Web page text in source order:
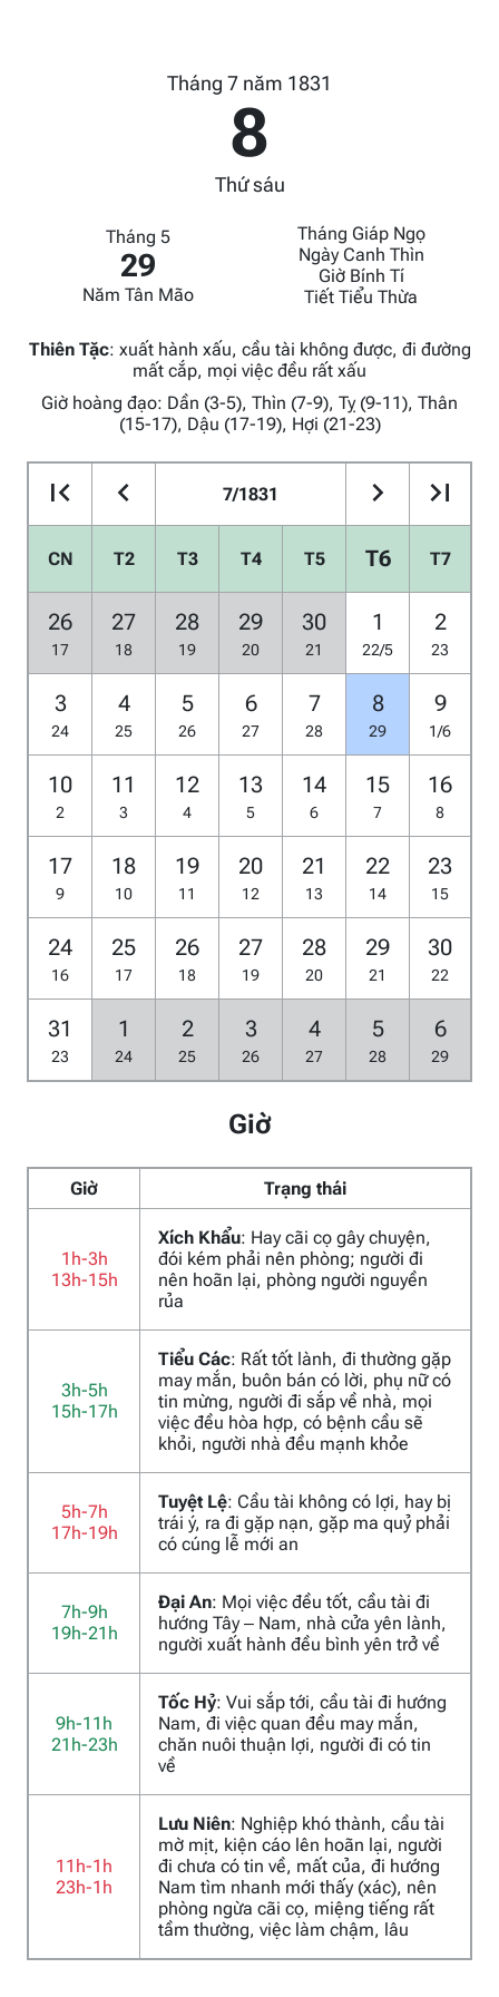
Tháng 7 năm 1831
8
Thứ sáu
Tháng 5
29
Năm Tân Mão
Tháng Giáp Ngọ
Ngày Canh Thìn
Giờ Bính Tí
Tiết Tiểu Thừa
Thiên Tặc: xuất hành xấu, cầu tài không được, đi đường
mất cắp, mọi việc đều rất xấu
Giờ hoàng đạo: Dần (3-5), Thìn (7-9), Tỵ (9-11), Thân
(15-17), Dậu (17-19), Hợi (21-23)
7/1831
CN T2 T3 T4 T5 T6 T7
26
17
27
18
28
19
29
20
30
21
1
22/5
2
23
3
24
4
25
5
26
6
27
7
28
8
29
9
1/6
10
2
11
3
12
4
13
5
14
6
15
7
16
8
17
9
18
10
19
11
20
12
21
13
22
14
23
15
24
16
25
17
26
18
27
19
28
20
29
21
30
22
31
23
1
24
2
25
3
26
4
27
5
28
6
29
Giờ
Giờ Trạng thái
1h-3h
13h-15h
Xích Khẩu: Hay cãi cọ gây chuyện,
đói kém phải nên phòng; người đi
nên hoãn lại, phòng người nguyền
rủa
3h-5h
15h-17h
Tiểu Các: Rất tốt lành, đi thường gặp
may mắn, buôn bán có lời, phụ nữ có
tin mừng, người đi sắp về nhà, mọi
việc đều hòa hợp, có bệnh cầu sẽ
khỏi, người nhà đều mạnh khỏe
5h-7h
17h-19h
Tuyệt Lệ: Cầu tài không có lợi, hay bị
trái ý, ra đi gặp nạn, gặp ma quỷ phải
có cúng lễ mới an
7h-9h
19h-21h
Đại An: Mọi việc đều tốt, cầu tài đi
hướng Tây – Nam, nhà cửa yên lành,
người xuất hành đều bình yên trở về
9h-11h
21h-23h
Tốc Hỷ: Vui sắp tới, cầu tài đi hướng
Nam, đi việc quan đều may mắn,
chăn nuôi thuận lợi, người đi có tin
về
11h-1h
23h-1h
Lưu Niên: Nghiệp khó thành, cầu tài
mờ mịt, kiện cáo lên hoãn lại, người
đi chưa có tin về, mất của, đi hướng
Nam tìm nhanh mới thấy (xác), nên
phòng ngừa cãi cọ, miệng tiếng rất
tầm thường, việc làm chậm, lâu